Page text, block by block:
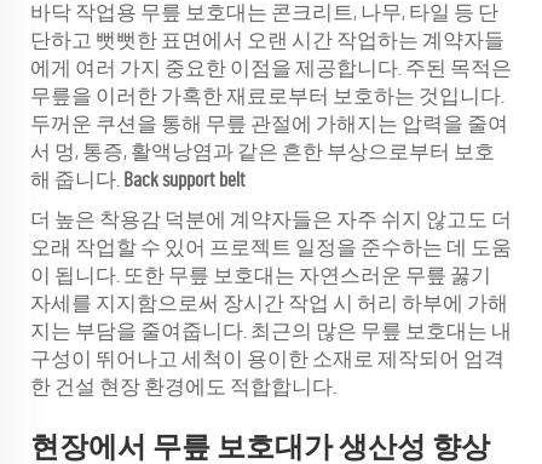
바닥 작업용 무릎 보호대는 콘크리트, 나무, 타일 등 단
단하고 뻣뻣한 표면에서 오랜 시간 작업하는 계약자들
에게 여러 가지 중요한 이점을 제공합니다. 주된 목적은
무릎을 이러한 가혹한 재료로부터 보호하는 것입니다.
두꺼운 쿠션을 통해 무릎 관절에 가해지는 압력을 줄여
서 멍, 통증, 활액낭염과 같은 흔한 부상으로부터 보호
해 줍니다. Back support belt
더 높은 착용감 덕분에 계약자들은 자주 쉬지 않고도 더
오래 작업할 수 있어 프로젝트 일정을 준수하는 데 도움
이 됩니다. 또한 무릎 보호대는 자연스러운 무릎 꿇기
자세를 지지함으로써 장시간 작업 시 허리 하부에 가해
지는 부담을 줄여줍니다. 최근의 많은 무릎 보호대는 내
구성이 뛰어나고 세척이 용이한 소재로 제작되어 엄격
한 건설 현장 환경에도 적합합니다.
현장에서 무릎 보호대가 생산성 향상